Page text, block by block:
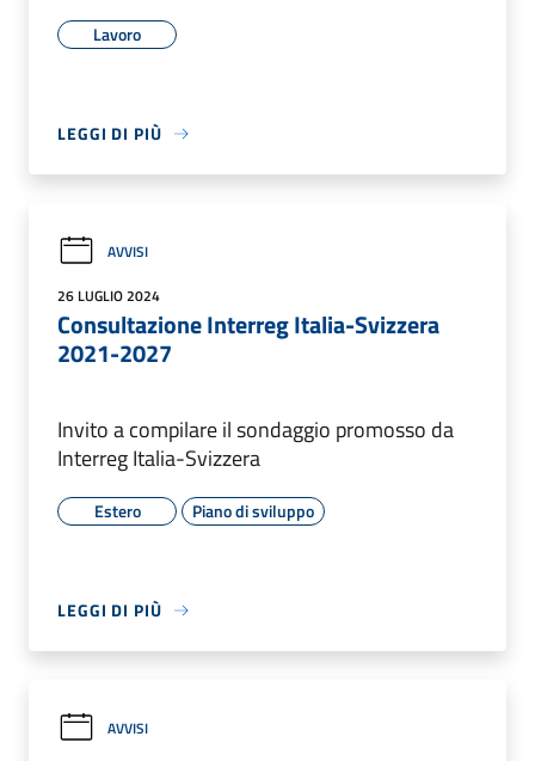
Lavoro
LEGGI DI PIÙ
AVVISI
26 LUGLIO 2024
Consultazione Interreg Italia-Svizzera
2021-2027
Invito a compilare il sondaggio promosso da
Interreg Italia-Svizzera
Estero Piano di sviluppo
LEGGI DI PIÙ
AVVISI